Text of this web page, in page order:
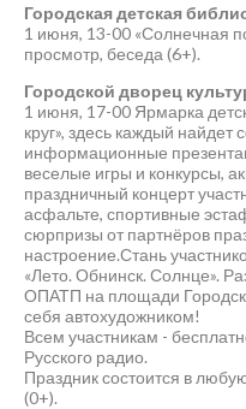
Городская детская
1 июня, 13-00 «Солнечная
просмотр, беседа (6+).
Городской дворец
1 июня, 17-00 Ярмарка
круг», здесь каждый найдет
информационные
веселые игры и конкурсы,
праздничный концерт
асфальте, спортивные
сюрпризы от партнёров
настроение.Стань
«Лето. Обнинск. Солнце».
ОПАТП на площади
себя автохудожником!
Всем участникам -
Русского радио.
Праздник состоится в
(0+).